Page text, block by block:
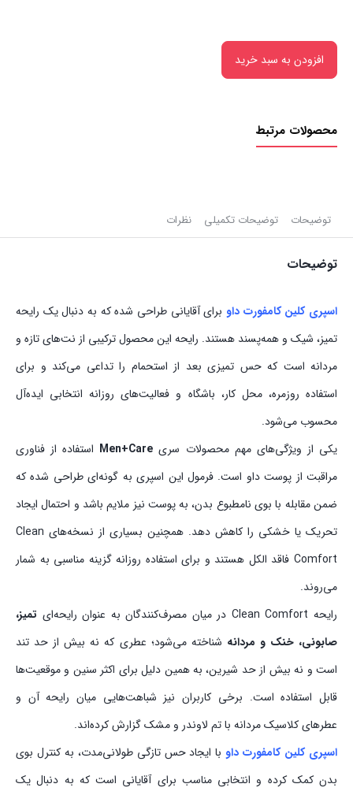
افزودن به سبد خرید
محصولات مرتبط
توضیحات توضیحات تکمیلی نظرات
توضیحات
اسپری کلین کامفورت داو برای آقایانی طراحی شده که به دنبال یک رایحه
تمیز، شیک و همه‌پسند هستند. رایحه این محصول ترکیبی از نت‌های تازه و
مردانه است که حس تمیزی بعد از استحمام را تداعی می‌کند و برای
استفاده روزمره، محل کار، باشگاه و فعالیت‌های روزانه انتخابی ایده‌آل
محسوب می‌شود.
یکی از ویژگی‌های مهم محصولات سری Men+Care استفاده از فناوری
مراقبت از پوست داو است. فرمول این اسپری به گونه‌ای طراحی شده که
ضمن مقابله با بوی نامطبوع بدن، به پوست نیز ملایم باشد و احتمال ایجاد
تحریک یا خشکی را کاهش دهد. همچنین بسیاری از نسخه‌های Clean
Comfort فاقد الکل هستند و برای استفاده روزانه گزینه مناسبی به شمار
می‌روند.
رایحه Clean Comfort در میان مصرف‌کنندگان به عنوان رایحه‌ای
تمیز،
صابونی، خنک و مردانه شناخته می‌شود؛ عطری که نه بیش از حد تند
است و نه بیش از حد شیرین، به همین دلیل برای اکثر سنین و موقعیت‌ها
قابل استفاده است. برخی کاربران نیز شباهت‌هایی میان رایحه آن و
عطرهای کلاسیک مردانه با تم لاوندر و مشک گزارش کرده‌اند.
اسپری کلین کامفورت داو با ایجاد حس تازگی طولانی‌مدت، به کنترل بوی
بدن کمک کرده و انتخابی مناسب برای آقایانی است که به دنبال یک